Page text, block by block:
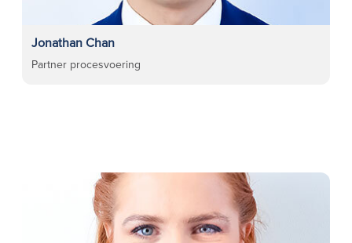
Jonathan Chan
Partner procesvoering